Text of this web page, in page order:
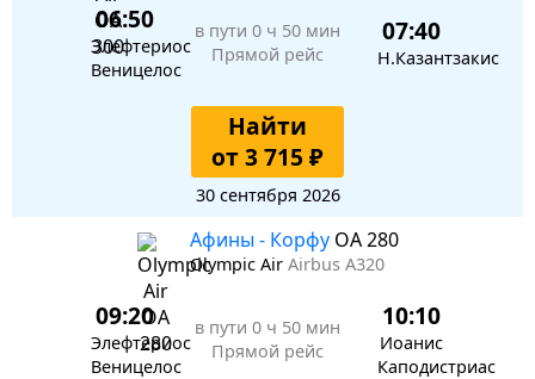
06:50
Элефтериос
Веницелос
в пути 0 ч 50 мин
Прямой рейс
07:40
Н.Казантзакис
Найти
от 3 715 ₽
30 сентября 2026
Афины - Корфу OA 280
Olympic Air Airbus A320
09:20
Элефтериос
Веницелос
в пути 0 ч 50 мин
Прямой рейс
10:10
Иоанис
Каподистриас